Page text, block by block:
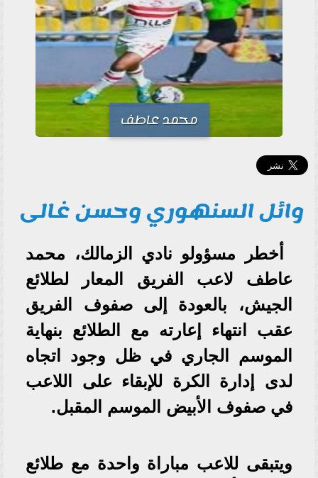
محمد عاطف
وائل السنهوري وحسن غالى
أخطر مسؤولو نادي الزمالك، محمد
عاطف لاعب الفريق المعار لطلائع
الجيش، بالعودة إلى صفوف الفريق
عقب انتهاء إعارته مع الطلائع بنهاية
الموسم الجاري في ظل وجود اتجاه
لدى إدارة الكرة للإبقاء على اللاعب
في صفوف الأبيض الموسم المقبل.
ويتبقى للاعب مباراة واحدة مع طلائع